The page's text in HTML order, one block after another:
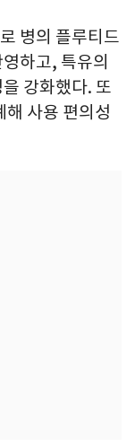
병의 플루티드
하고, 특유의
강화했다. 또
해 사용 편의성